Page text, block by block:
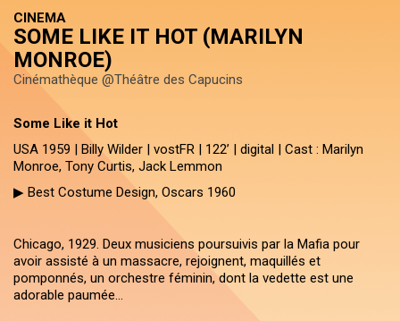
CINEMA
SOME LIKE IT HOT (MARILYN
MONROE)
Cinémathèque @Théâtre des Capucins
Some Like it Hot
USA 1959 | Billy Wilder | vostFR | 122’ | digital | Cast : Marilyn
Monroe, Tony Curtis, Jack Lemmon
▶ Best Costume Design, Oscars 1960
Chicago, 1929. Deux musiciens poursuivis par la Mafia pour
avoir assisté à un massacre, rejoignent, maquillés et
pomponnés, un orchestre féminin, dont la vedette est une
adorable paumée…